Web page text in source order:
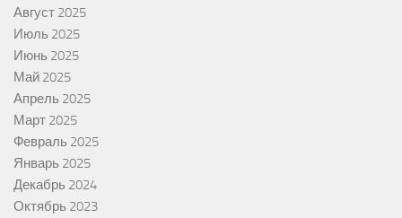
Август 2025
Июль 2025
Июнь 2025
Май 2025
Апрель 2025
Март 2025
Февраль 2025
Январь 2025
Декабрь 2024
Октябрь 2023